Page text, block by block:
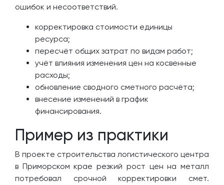
ошибок и несоответствий.
корректировка стоимости единицы
ресурса;
пересчёт общих затрат по видам работ;
учёт влияния изменения цен на косвенные
расходы;
обновление сводного сметного расчёта;
внесение изменений в график
финансирования.
Пример из практики
В проекте строительства логистического центра
в Приморском крае резкий рост цен на металл
потребовал срочной корректировки смет.